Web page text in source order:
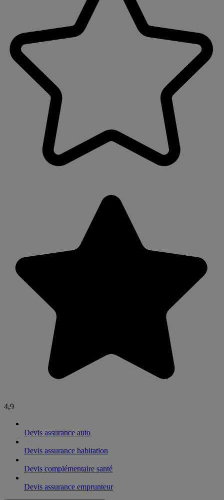
4,9
Devis assurance auto
Devis assurance habitation
Devis complémentaire santé
Devis assurance emprunteur